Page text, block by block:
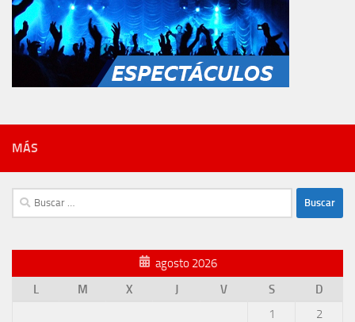
MÁS
Buscar:
agosto 2026
L
M X J V S
D
1
2